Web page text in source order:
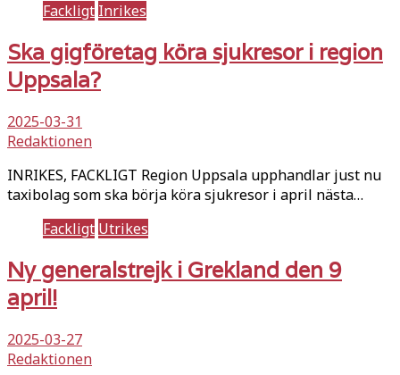
Fackligt Inrikes
Ska gigföretag köra sjukresor i region
Uppsala?
2025-03-31
Redaktionen
INRIKES, FACKLIGT Region Uppsala upphandlar just nu
taxibolag som ska börja köra sjukresor i april nästa…
Fackligt Utrikes
Ny generalstrejk i Grekland den 9
april!
2025-03-27
Redaktionen